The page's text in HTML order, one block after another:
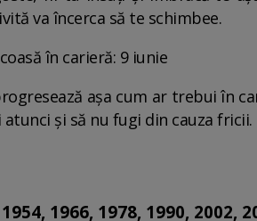
va încerca să te schimbee.
în carieră: 9 iunie
așa cum ar trebui în
și să nu fugi din cauza
1966, 1978, 1990, 2002,